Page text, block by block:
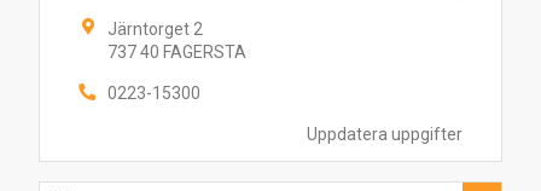
Uppdatera uppgifter
Järntorget 2
737 40 FAGERSTA
0223-15300